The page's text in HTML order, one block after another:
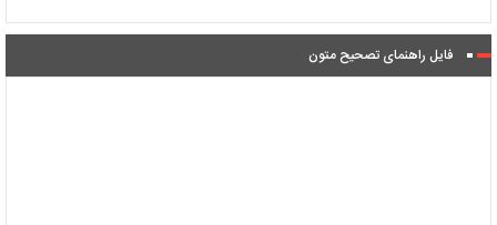
فایل راهنمای تصحیح متون